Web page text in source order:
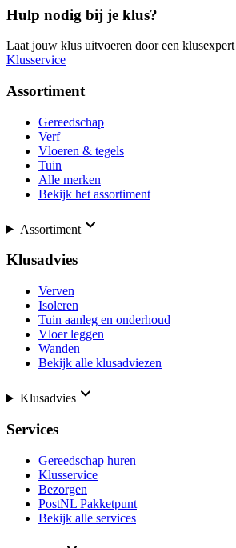
Hulp nodig bij je klus?
Laat jouw klus uitvoeren door een klusexpert
Klusservice
Assortiment
Gereedschap
Verf
Vloeren & tegels
Tuin
Alle merken
Bekijk het assortiment
Assortiment
Klusadvies
Verven
Isoleren
Tuin aanleg en onderhoud
Vloer leggen
Wanden
Bekijk alle klusadviezen
Klusadvies
Services
Gereedschap huren
Klusservice
Bezorgen
PostNL Pakketpunt
Bekijk alle services